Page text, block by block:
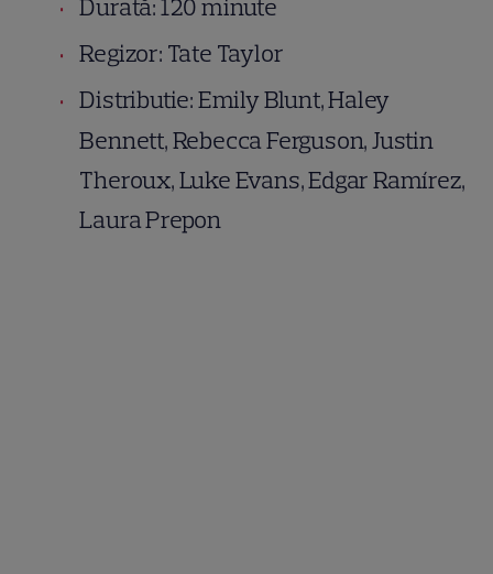
Durată: 120 minute
Regizor: Tate Taylor
Distributie: Emily Blunt, Haley
Bennett, Rebecca Ferguson, Justin
Theroux, Luke Evans, Edgar Ramírez,
Laura Prepon